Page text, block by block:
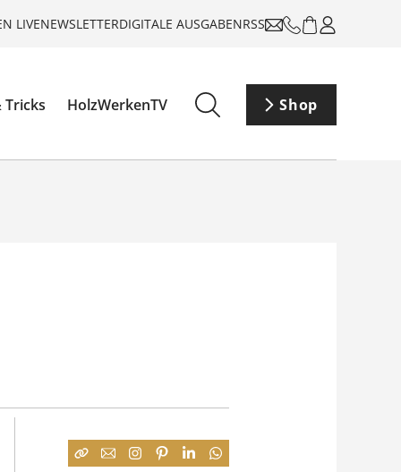
LIVENEWSLETTERDIGITALE AUSGABENRSS
Tricks HolzWerkenTV Shop